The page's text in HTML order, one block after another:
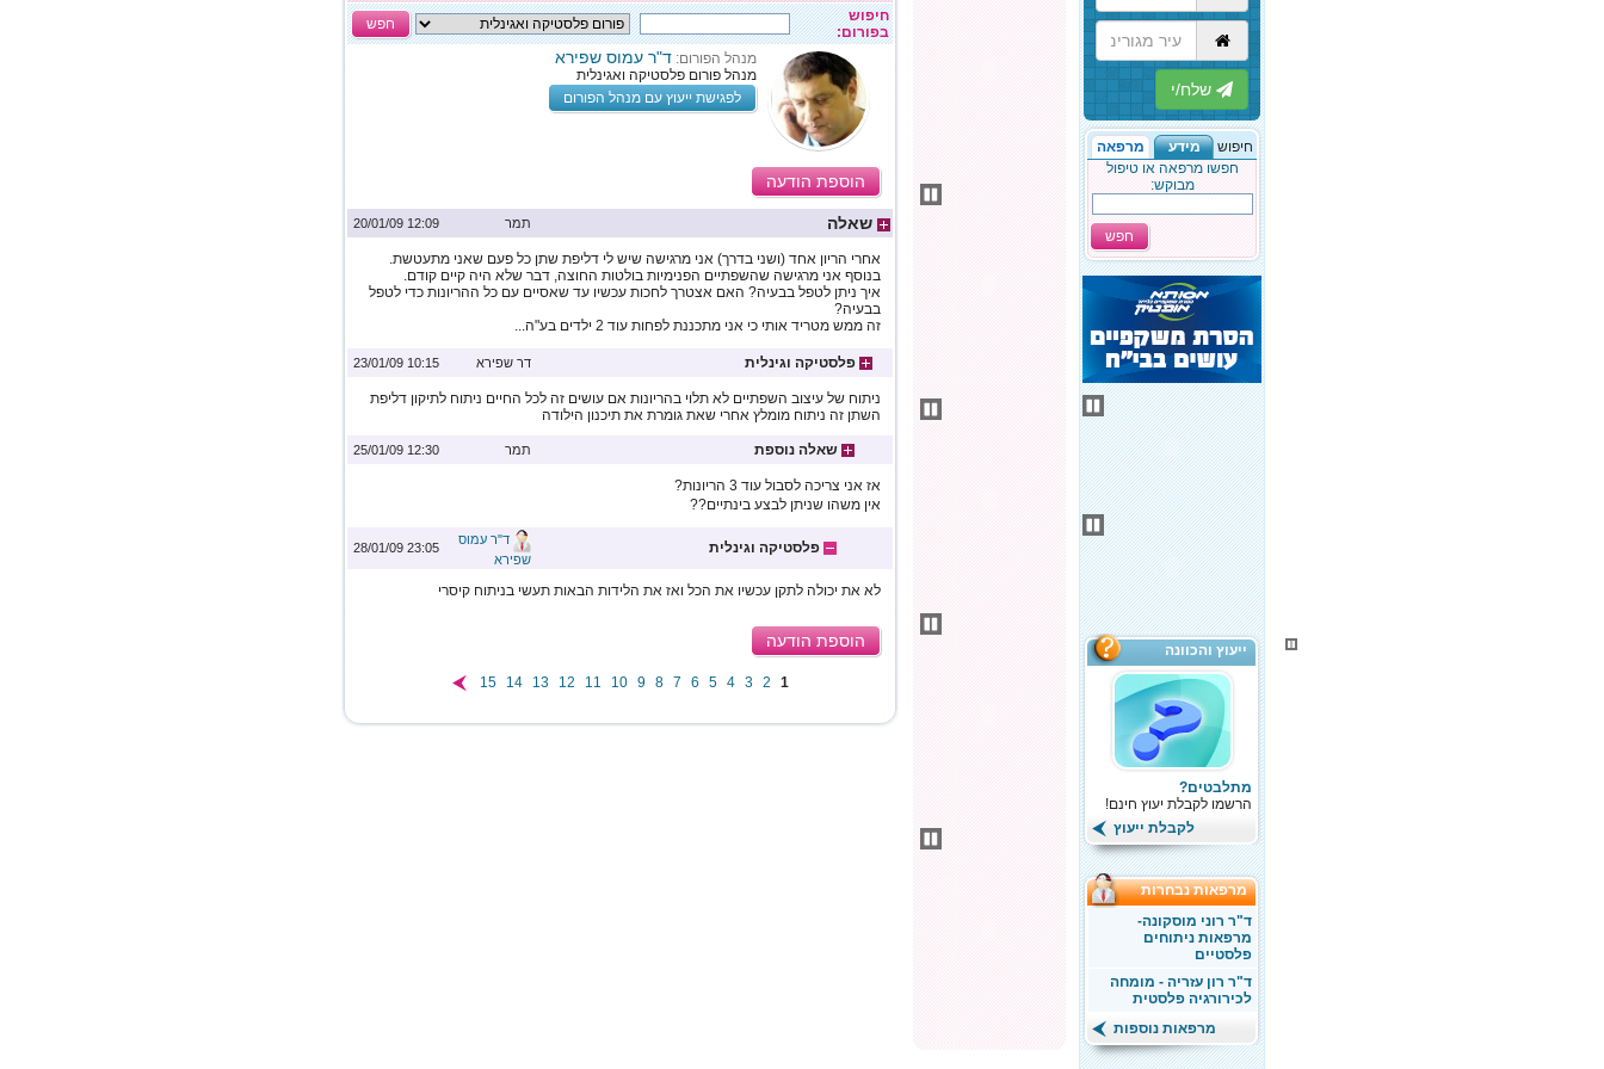
הבא
חיפוש מידע
מרפאה
חפשו מרפאה או טיפול
מבוקש:
חפש
ייעוץ והכוונה
מתלבטים?
הרשמו לקבלת יעוץ חינם!
לקבלת ייעוץ
מרפאות נבחרות
ד"ר רוני מוסקונה-
מרפאות ניתוחים
פלסטיים
ד"ר רון עזריה - מומחה
לכירורגיה פלסטית
מרפאות נוספות
חפש
חיפוש
בפורום:
מנהל הפורום: ד"ר עמוס שפירא
מנהל פורום פלסטיקה ואגינלית
לפגישת ייעוץ עם מנהל הפורום
הוספת הודעה
12:09 20/01/09 תמר שאלה
אחרי הריון אחד (ושני בדרך) אני מרגישה שיש לי דליפת שתן כל פעם שאני מתעטשת.
בנוסף אני מרגישה שהשפתיים הפנימיות בולטות החוצה, דבר שלא היה קיים קודם.
איך ניתן לטפל בבעיה? האם אצטרך לחכות עכשיו עד שאסיים עם כל ההריונות כדי לטפל
בבעיה?
זה ממש מטריד אותי כי אני מתכננת לפחות עוד 2 ילדים בע"ה...
10:15 23/01/09 דר שפירא פלסטיקה וגינלית
ניתוח של עיצוב השפתיים לא תלוי בהריונות אם עושים זה לכל החיים ניתוח לתיקון דליפת
השתן זה ניתוח מומלץ אחרי שאת גומרת את תיכנון הילודה
12:30 25/01/09 תמר שאלה נוספת
אז אני צריכה לסבול עוד 3 הריונות?
אין משהו שניתן לבצע בינתיים??
23:05 28/01/09
ד"ר עמוס
שפירא
פלסטיקה וגינלית
לא את יכולה לתקן עכשיו את הכל ואז את הלידות הבאות תעשי בניתוח קיסרי
הוספת הודעה
1
2
3
4
5
6
7
8
9
10
11
12
13
14
15